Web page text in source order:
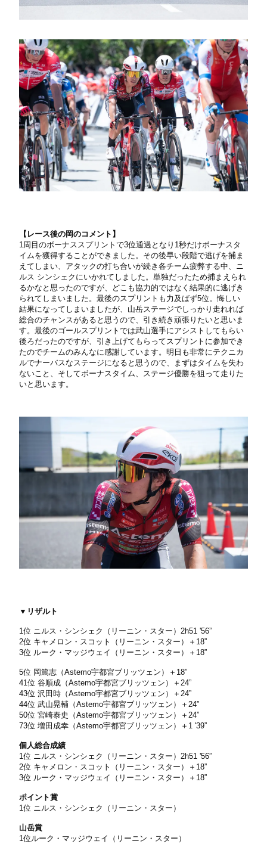
【 レース後の岡のコメント】
1周目のボーナススプリントで3位通過となり1秒だけボーナスタ
イムを獲得することができました。その後早い段階で逃げを捕ま
えてしまい、アタックの打ち合いが続き各チーム疲弊する中、ニ
ルス シンシェクにいかれてしました。単独だったため捕まえられ
るかなと思ったのですが、どこも協力的ではなく結果的に逃げき
られてしまいました。最後のスプリントも力及ばず5位。悔しい
結果になってしまいましたが、山岳ステージでしっかり走れれば
総合のチャンスがあると思うので、引き続き頑張りたいと思いま
す。最後のゴールスプリントでは武山選手にアシストしてもらい
後ろだったのですが、引き上げてもらってスプリントに参加でき
たのでチームのみんなに感謝しています。明日も非常にテクニカ
ルでナーバスなステージになると思うので、まずはタイムを失わ
ないこと、そしてボーナスタイム、ステージ優勝を狙って走りた
いと思います。
▼リザルト
1位 ニルス・シンシェク（リーニン・スター）2h51 '56”
2位 キャメロン・スコット（リーニン・スター）＋18”
3位 ルーク・マッジウェイ（リーニン・スター）＋18”
5位 岡篤志（Astemo宇都宮ブリッツェン）＋18”
41位 谷順成（Astemo宇都宮ブリッツェン）＋24”
43位 沢田時（Astemo宇都宮ブリッツェン）＋24”
44位 武山晃輔（Astemo宇都宮ブリッツェン）＋24”
50位 宮崎泰史（Astemo宇都宮ブリッツェン）＋24”
73位 増田成幸（Astemo宇都宮ブリッツェン）＋1 '39”
個人総合成績
1位 ニルス・シンシェク（リーニン・スター）2h51 '56”
2位 キャメロン・スコット（リーニン・スター）＋18”
3位 ルーク・マッジウェイ（リーニン・スター）＋18”
ポイント賞
1位 ニルス・シンシェク（リーニン・スター）
山岳賞
1位ルーク・マッジウェイ（リーニン・スター）